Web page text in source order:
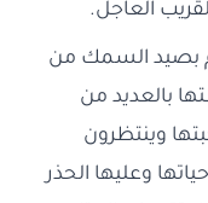
العاجل.
بصيد السمك من
بالعديد من
وينتظرون
وعليها الحذر